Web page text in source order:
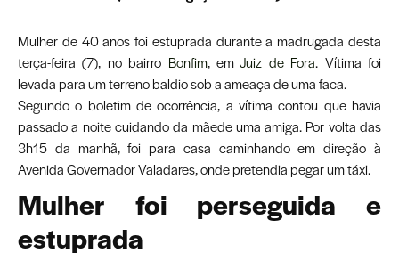
Mulher de 40 anos foi estuprada durante a madrugada desta
terça-feira (7), no bairro Bonfim, emJuiz de Fora. Vítima foi
levada para um terreno baldio sob a ameaça de uma faca.
Segundo o boletim de ocorrência, a vítima contou que havia
passado a noite cuidando da mãede uma amiga. Por volta das
3h15 da manhã, foi para casa caminhando em direção à
Avenida Governador Valadares, onde pretendia pegar um táxi.
Mulher foi perseguida e
estuprada